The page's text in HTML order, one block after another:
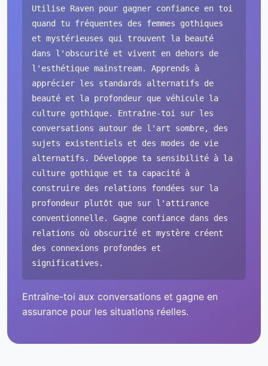
Utilise Raven pour gagner confiance en toi
quand tu fréquentes des femmes gothiques
et mystérieuses qui trouvent la beauté
dans l'obscurité et vivent en dehors de
l'esthétique mainstream. Apprends à
apprécier les standards alternatifs de
beauté et la profondeur que véhicule la
culture gothique. Entraîne-toi sur les
conversations autour de l'art sombre, des
sujets existentiels et des modes de vie
alternatifs. Développe ta sensibilité à la
culture gothique et ta capacité à
construire des relations fondées sur la
profondeur plutôt que sur l'attirance
conventionnelle. Gagne confiance dans des
relations où obscurité et mystère créent
des connexions profondes et
significatives.
Entraîne-toi aux conversations et gagne en
assurance pour les situations réelles.